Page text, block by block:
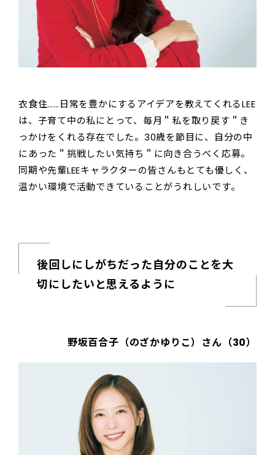
衣食住……日常を豊かにするアイデアを教えてくれるLEE
は、子育て中の私にとって、毎月＂私を取り戻す＂き
っかけをくれる存在でした。30歳を節目に、自分の中
にあった＂挑戦したい気持ち＂に向き合うべく応募。
同期や先輩LEEキャラクターの皆さんもとても優しく、
温かい環境で活動できていることがうれしいです。
後回しにしがちだった自分のことを大
切にしたいと思えるように
野坂百合子（のざかゆりこ）さん（30）